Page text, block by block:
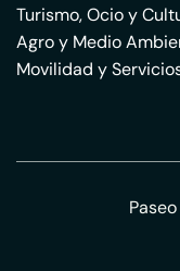
Turismo, Ocio y
Agro y Medio
Movilidad y